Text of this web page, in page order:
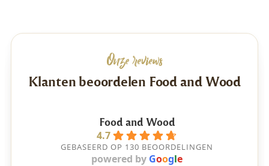
Onze reviews
Klanten beoordelen Food and Wood
Food and Wood
4.7
GEBASEERD OP 130 BEOORDELINGEN
powered by Google